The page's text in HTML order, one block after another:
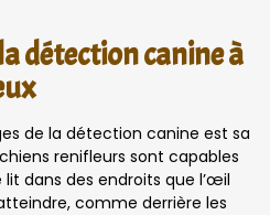
détection canine à
de la détection canine est sa
renifleurs sont capables
dans des endroits que l’œil
comme derrière les